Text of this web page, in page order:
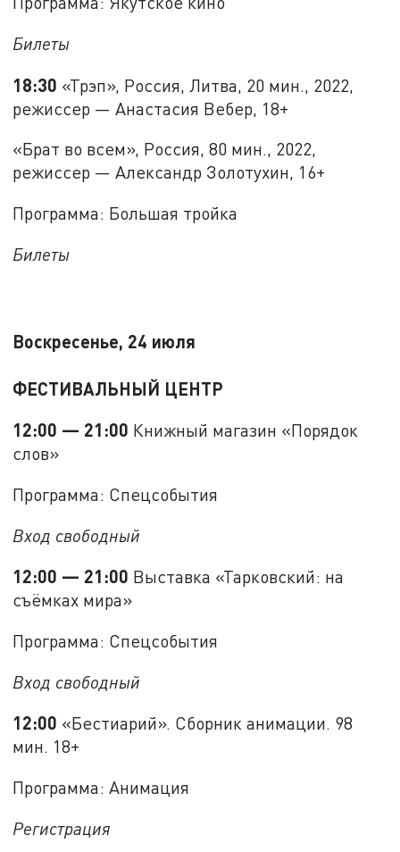
Билеты
18:30 «Трэп», Россия, Литва, 20 мин., 2022,
режиссер — Анастасия Вебер, 18+
«Брат во всем», Россия, 80 мин., 2022,
режиссер — Александр Золотухин, 16+
Программа: Большая тройка
Билеты
Воскресенье, 24 июля
ФЕСТИВАЛЬНЫЙ ЦЕНТР
12:00 — 21:00 Книжный магазин «Порядок
слов»
Программа: Спецсобытия
Вход свободный
12:00 — 21:00 Выставка «Тарковский: на
съёмках мира»
Программа: Спецсобытия
Вход свободный
12:00 «Бестиарий». Сборник анимации. 98
мин. 18+
Программа: Анимация
Регистрация